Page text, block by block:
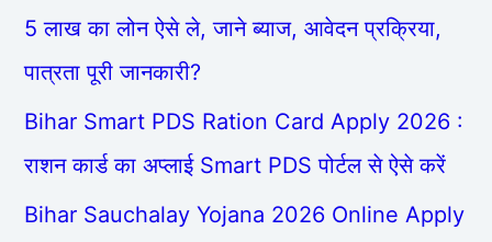
5 लाख का लोन ऐसे ले, जाने ब्याज, आवेदन प्रक्रिया,
पात्रता पूरी जानकारी?
Bihar Smart PDS Ration Card Apply 2026 :
राशन कार्ड का अप्लाई Smart PDS पोर्टल से ऐसे करें
Bihar Sauchalay Yojana 2026 Online Apply